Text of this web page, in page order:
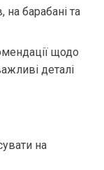
барабані та
щодо
деталі
на